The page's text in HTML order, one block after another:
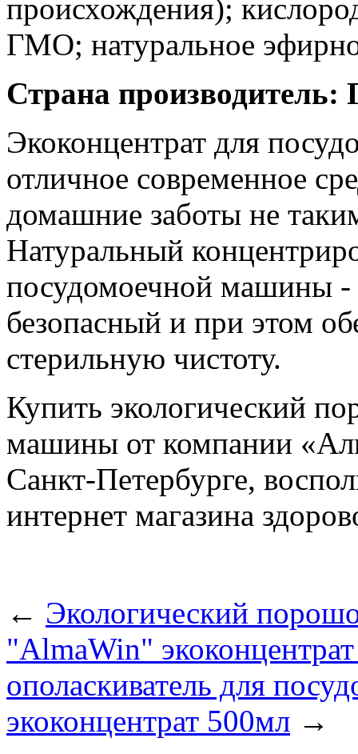
происхождения);
ГМО; натуральное
Страна производитель:
Экоконцентрат для
отличное современное
домашние заботы не
Натуральный
посудомоечной машины -
безопасный и при этом
стерильную чистоту.
Купить экологический
машины от компании
Санкт-Петербурге,
интернет магазина
← Экологический
"AlmaWin"
ополаскиватель для
экоконцентрат 500мл →